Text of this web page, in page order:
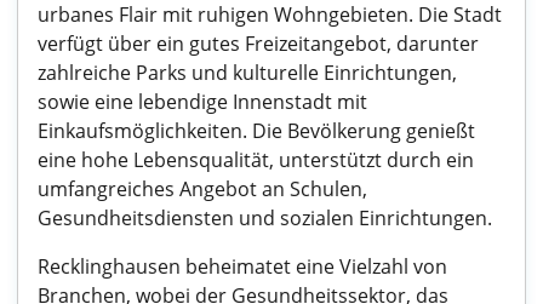
urbanes Flair mit ruhigen Wohngebieten. Die Stadt
verfügt über ein gutes Freizeitangebot, darunter
zahlreiche Parks und kulturelle Einrichtungen,
sowie eine lebendige Innenstadt mit
Einkaufsmöglichkeiten. Die Bevölkerung genießt
eine hohe Lebensqualität, unterstützt durch ein
umfangreiches Angebot an Schulen,
Gesundheitsdiensten und sozialen Einrichtungen.
Recklinghausen beheimatet eine Vielzahl von
Branchen, wobei der Gesundheitssektor, das